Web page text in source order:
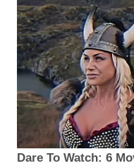
Dare To Watch: 6